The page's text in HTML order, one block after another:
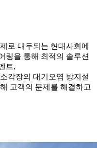
로 대두되는 현대사회에
링을 통해 최적의 솔루션
트,
각장의 대기오염 방지설
고객의 문제를 해결하고